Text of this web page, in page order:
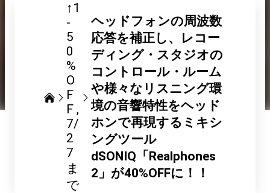
↑1
-
5
0
%
O
F
F
7/
2
7
ま
で
ヘッドフォンの周波数
応答を補正し、レコー
ディング・スタジオの
コントロール・ルーム
や様々なリスニング環
境の音響特性をヘッド
ホンで再現するミキシ
ングツール
dSONIQ「Realphones
2」が40%OFFに！！